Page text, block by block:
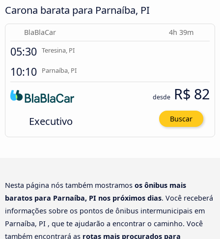
Carona barata para Parnaíba, PI
BlaBlaCar 4h 39m
05:30 Teresina, PI
10:10 Parnaíba, PI
Executivo
desde R$ 82
Buscar
Nesta página nós também mostramos os ônibus mais
baratos para Parnaíba, PI nos próximos dias. Você receberá
informações sobre os pontos de ônibus intermunicipais em
Parnaíba, PI , que te ajudarão a encontrar o caminho. Você
também encontrará as rotas mais procurados para